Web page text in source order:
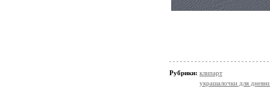
Рубрики: клипарт
украшалочки для